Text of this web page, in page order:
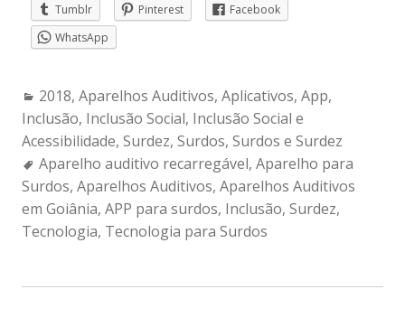
Tumblr
Pinterest
Facebook
WhatsApp
Categories:
2018, Aparelhos Auditivos, Aplicativos, App,
Inclusão, Inclusão Social, Inclusão Social e
Acessibilidade, Surdez, Surdos, Surdos e Surdez
Tags:
Aparelho auditivo recarregável, Aparelho para
Surdos, Aparelhos Auditivos, Aparelhos Auditivos
em Goiânia, APP para surdos, Inclusão, Surdez,
Tecnologia, Tecnologia para Surdos